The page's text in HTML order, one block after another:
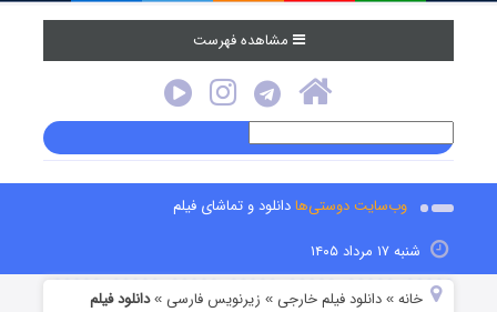
مشاهده فهرست
وب‌سایت دوستی‌هادانلود و تماشای فیلم
شنبه ۱۷ مرداد ۱۴۰۵
خانه »دانلود فیلم خارجی » زیرنویس فارسی »دانلود فیلم